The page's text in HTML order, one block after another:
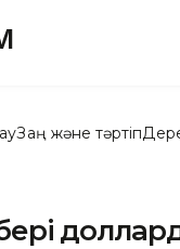
Заң және тәртіп